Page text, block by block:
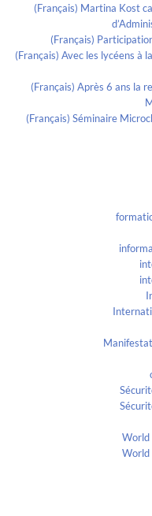
(Français) Martina Kost
(Français)
(Français) Avec les lycéens à
(Français) Après 6 ans la
(Français) Séminaire
World
World